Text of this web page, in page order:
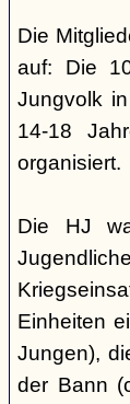
Die
auf: Die
Jungvolk
14-18
organisiert.
Die HJ
Einheiten
Jungen),
der Bann